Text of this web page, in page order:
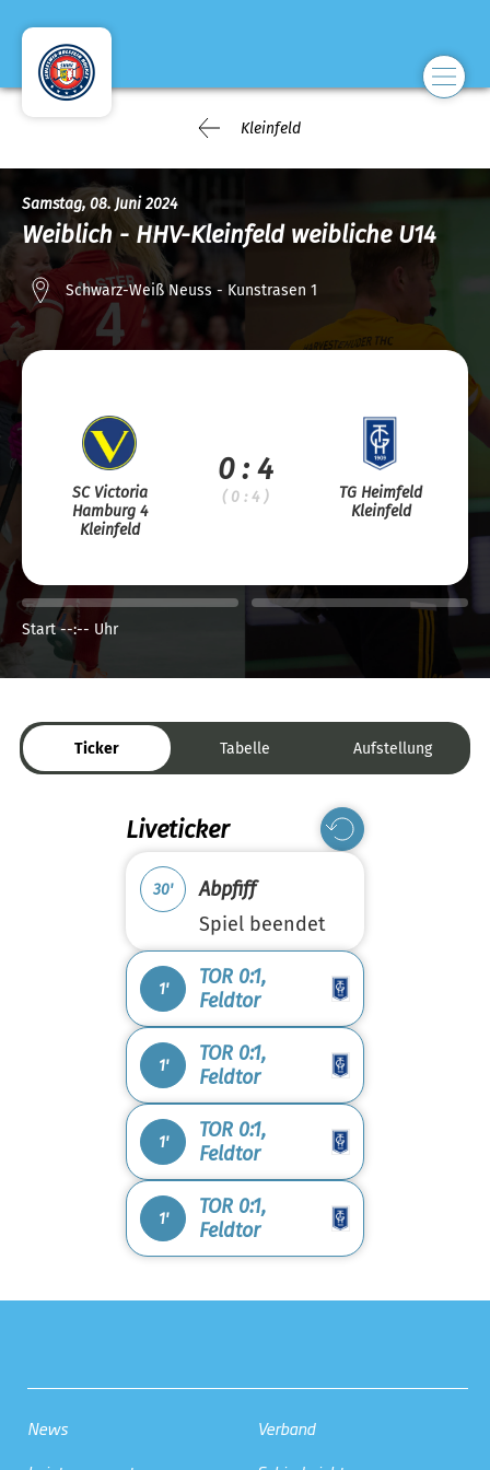
Kleinfeld
Samstag, 08. Juni 2024
Weiblich - HHV-Kleinfeld weibliche U14
Schwarz-Weiß Neuss - Kunstrasen 1
SC Victoria
Hamburg 4
Kleinfeld
0 : 4
( 0 : 4 )
TG Heimfeld
Kleinfeld
Start --:-- Uhr
Ticker Tabelle Aufstellung
Liveticker
30'
Abpfiff
Spiel beendet
1'
TOR 0:1,
Feldtor
1'
TOR 0:1,
Feldtor
1'
TOR 0:1,
Feldtor
1'
TOR 0:1,
Feldtor
News
Verband